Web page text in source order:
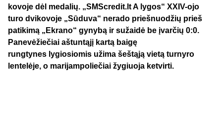
kovoje dėl medalių. „SMScredit.lt A lygos“ XXIV-ojo
turo dvikovoje „Sūduva“ nerado priešnuodžių prieš
patikimą „Ekrano“ gynybą ir sužaidė be įvarčių 0:0.
Panevėžiečiai aštuntąjį kartą baigę
rungtynes lygiosiomis užima šeštąją vietą turnyro
lentelėje, o marijampoliečiai žygiuoja ketvirti.